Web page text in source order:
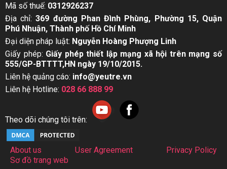
Mã số thuế: 0312926237
Địa chỉ:369 đường Phan Đình Phùng, Phường 15, Quận
Phú Nhuận, Thành phố Hồ Chí Minh
Đại diện pháp luật: Nguyễn Hoàng Phượng Linh
Giấy phép: Giấy phép thiết lập mạng xã hội trên mạng số
555/GP-BTTTT,HN ngày 19/10/2015.
Liên hệ quảng cáo: info@yeutre.vn
Liên hệ Hotline: 028 66 888 99
Theo dõi chúng tôi trên:
About us User Agreement
Privacy Policy
Sơ đồ trang web